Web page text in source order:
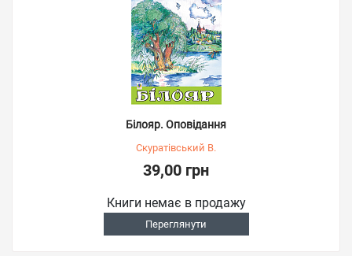
Білояр. Оповідання
Скуратівський В.
39,00 грн
Книги немає в продажу
Переглянути